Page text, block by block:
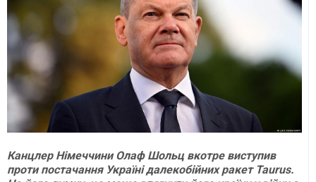
Канцлер Німеччини Олаф Шольц вкотре виступив
проти постачання Україні далекобійних ракет Taurus.